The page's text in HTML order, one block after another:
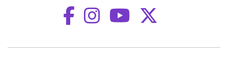
Aceder ao
Aceder ao
Aceder ao